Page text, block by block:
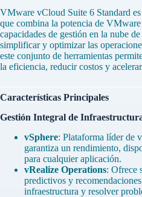
VMware vCloud Suite 6 Standard
que combina la potencia de
capacidades de gestión en la nube
simplificar y optimizar las
este conjunto de herramientas
la eficiencia, reducir costos y
Características Principales
Gestión Integral de
vSphere: Plataforma líder de
garantiza un rendimiento,
para cualquier aplicación.
vRealize Operations: Ofrece
predictivos y
infraestructura y resolver